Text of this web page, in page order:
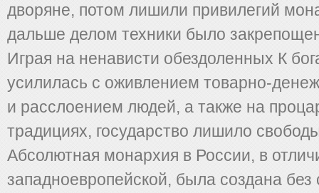
дворяне, потом лишили привилегий
дальше делом техники было
Играя на ненависти обездоленных К
усилилась с оживлением товарно-
и расслоением людей, а также на
традициях, государство лишило
Абсолютная монархия в России, в
западноевропейской, была создана без